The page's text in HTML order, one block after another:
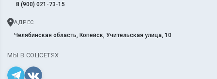
8 (900) 021-73-15
АДРЕС
Челябинская область, Копейск, Учительская улица, 10
МЫ В СОЦСЕТЯХ